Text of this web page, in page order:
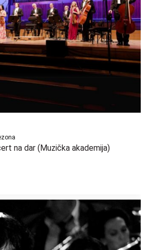
na dar (Muzička akademija)